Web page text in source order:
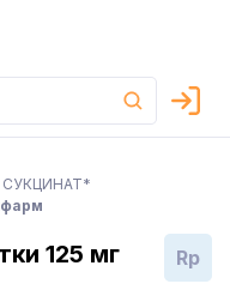
125 мг Rp